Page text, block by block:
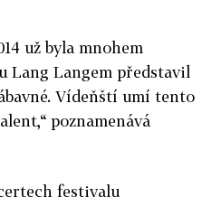
už byla mnohem
Lang Langem představil
Vídeňští umí tento
poznamenává
festivalu